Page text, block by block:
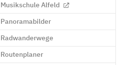
Musikschule Alfeld
Panoramabilder
Radwanderwege
Routenplaner